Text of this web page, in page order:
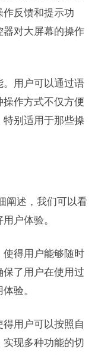
作反馈和提示功
对大屏幕的操作
。用户可以通过语
作方式不仅方便
别适用于那些操
阐述，我们可以看
户体验。
得用户能够随时
保了用户在使用过
验。
用户可以按照自
现多种功能的切